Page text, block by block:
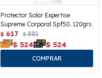
Protector Solar Expertise
Supreme Corporal Spf50. 120grs.
$ 617 $ 881
$ 524 $ 524